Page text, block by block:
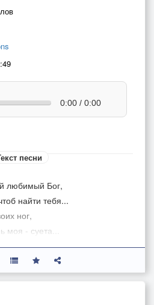
0:00 / 0:00
песни
любимый Бог,
найти тебя...
ног,
моя - суета...
сына,
без лишних слов,